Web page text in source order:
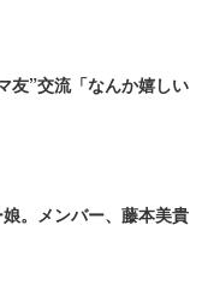
友”交流「なんか嬉しい
。メンバー、藤本美貴